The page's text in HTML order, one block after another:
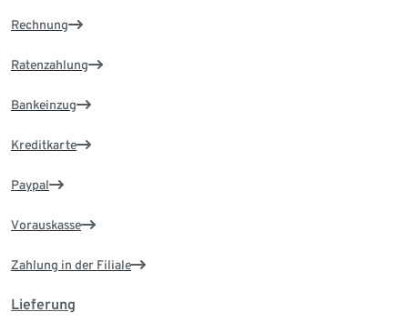
Rechnung
Ratenzahlung
Bankeinzug
Kreditkarte
Paypal
Vorauskasse
Zahlung in der Filiale
Lieferung